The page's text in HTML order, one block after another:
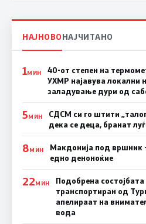
НАЈНОВОНАЈЧИТАНО
1МИН
40-от степен на
УХМР најавува локални
заладување дури од
5МИН
СДСМ си го штити
дека се деца, бранат
8МИН
Макдонија под вршник
едно деноноќие
22МИН
Подобрена
транспортиран од
апелираат на
вода